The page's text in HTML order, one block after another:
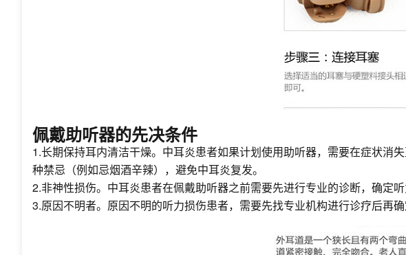
佩戴助听器的先决条件
1.长期保持耳内清洁干燥。中耳炎患者如果计划使用助听器，需要在症状消
种禁忌（例如忌烟酒辛辣），避免中耳炎复发。
2.非神性损伤。中耳炎患者在佩戴助听器之前需要先进行专业的诊断，确定
3.原因不明者。原因不明的听力损伤患者，需要先找专业机构进行诊疗后再确